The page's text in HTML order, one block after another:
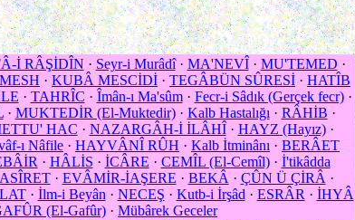
İ RÂŞİDÎN · Seyr-i Murâdî· MA'NEVÎ· MU'TEMED ·
· KUBÂ MESCİDİ · TEGÂBÜN SÛRESİ · HATÎB
· TAHRÎC · Îmân-ı Ma'sûm· Fecr-i Sâdık (Gerçek fecr)·
· MUKTEDİR (El-Muktedir)· Kalb Hastalığı · RÂHİB ·
HAC · NAZARGÂH-İ İLÂHÎ· HAYZ (Hayız)·
ı Nâfile · HAYVÂNÎ RÛH · Kalb İtminânı · BERÂET
· HÂLİS · İCÂRE · CEMÎL (El-Cemîl)· İ'tikâdda
· EVÂMİR-İAŞERE · BEKÂ · ÇÛN Ü ÇİRÂ ·
· İlm-i Beyân · NECEŞ · Kutb-i İrşâd · ESRÂR · İHYÂ
(El-Gafûr) · Mübârek Geceler